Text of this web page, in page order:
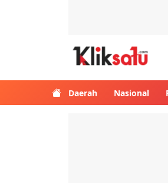
Daerah Nasional